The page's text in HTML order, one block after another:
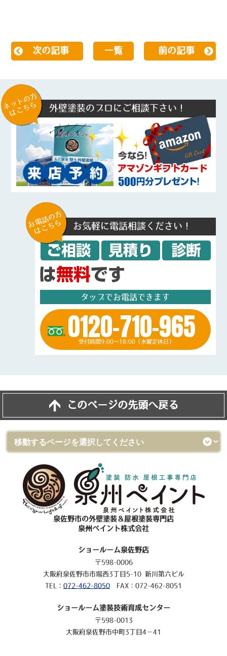
次の記事 一覧 前の記事
ネットの方
はこちら 外壁塗装のプロにご相談下さい！
お電話の方
はこちら お気軽に電話相談ください！
タップでお電話できます
0120-710-965
受付時間9:00～18:00（水曜定休日）
このページの先頭へ戻る
泉佐野市の外壁塗装＆屋根塗装専門店
泉州ペイント株式会社
ショールーム泉佐野店
〒598-0006
大阪府泉佐野市市場西3丁目5-10 新川第六ビル
TEL： 072-462-8050 FAX：072-462-8051
ショールーム塗装技術育成センター
〒598-0013
大阪府泉佐野市中町3丁目4－41